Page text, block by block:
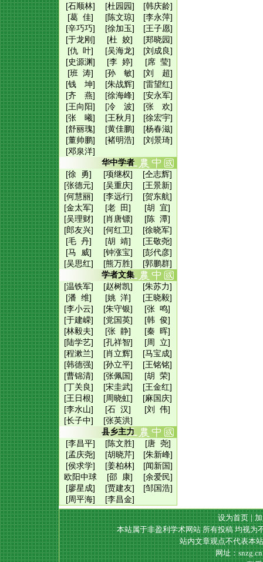
[石顺林]
[杜园园]
[韩庆龄]
[葛 佳]
[陈文琼]
[李永萍]
[辛巧巧]
[徐加玉]
[王子愿]
[于龙刚]
[杜 姣]
[郑晓园]
[仇 叶]
[吴海龙]
[刘成良]
[史源渊]
[李 婷]
[席 莹]
[班 涛]
[孙 敏]
[刘 超]
[钱 坤]
[朱战辉]
[雷望红]
[齐 燕]
[徐海峰]
[安永军]
[王向阳]
[冷 波]
[张 欢]
[张 曦]
[王秋月]
[徐宏宇]
[舒丽瑰]
[黄佳鹏]
[杨春滋]
[董帅鹏]
[褚明浩]
[刘景琦]
[邓泉洋]
华中学者
[徐 勇]
[项继权]
[仝志辉]
[张德元]
[吴重庆]
[王景新]
[何慧丽]
[李远行]
[贺东航]
[金太军]
[老 田]
[胡 宜]
[吴理财]
[肖唐镖]
[陈 潭]
[郎友兴]
[何红卫]
[徐晓军]
[毛 丹]
[胡 靖]
[王敬尧]
[马 威]
[钟涨宝]
[彭代彦]
[吴思红]
[熊万胜]
[郭鹏群]
学者文集
[温铁军]
[赵树凯]
[朱苏力]
[潘 维]
[姚 洋]
[王晓毅]
[李小云]
[朱守银]
[张 鸣]
[于建嵘]
[党国英]
[韩 俊]
[林毅夫]
[张 静]
[秦 晖]
[陆学艺]
[孔祥智]
[周 立]
[程漱兰]
[肖立辉]
[马宝成]
[韩德强]
[孙立平]
[王铭铭]
[曹锦清]
[张佩国]
[胡 荣]
[丁关良]
[宋圭武]
[王金红]
[王日根]
[周晓虹]
[麻国庆]
[李水山]
[石 汉]
[刘 伟]
[长子中]
[张英洪]
县乡主力
[李昌平]
[陈文胜]
[唐 尧]
[孟庆尧]
[胡晓芹]
[朱新峰]
[侯求学]
[姜柏林]
[闻新国]
欧阳中球
[邵 康]
[余爱民]
[廖星成]
[贾建友]
[邹国浩]
[周平海]
[李昌金]
设为首页|
本站属于非盈利学术网站 所有投稿 均视为
站内文章观点不代表本
网址：